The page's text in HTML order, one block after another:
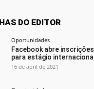
DO EDITOR
Oportunidades
Facebook abre inscrições
para estágio internacional
16 de abril de 2021